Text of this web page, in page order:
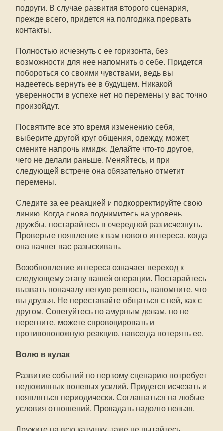
подруги. В случае развития второго сценария,
прежде всего, придется на полгодика прервать
контакты.
Полностью исчезнуть с ее горизонта, без
возможности для нее напомнить о себе. Придется
побороться со своими чувствами, ведь вы
надеетесь вернуть ее в будущем. Никакой
уверенности в успехе нет, но перемены у вас точно
произойдут.
Посвятите все это время изменению себя,
выберите другой круг общения, одежду, может,
смените напрочь имидж. Делайте что-то другое,
чего не делали раньше. Меняйтесь, и при
следующей встрече она обязательно отметит
перемены.
Следите за ее реакцией и подкорректируйте свою
линию. Когда снова поднимитесь на уровень
дружбы, постарайтесь в очередной раз исчезнуть.
Проверьте появление к вам нового интереса, когда
она начнет вас разыскивать.
Возобновление интереса означает переход к
следующему этапу вашей операции. Постарайтесь
вызвать поначалу легкую ревность, напомните, что
вы друзья. Не переставайте общаться с ней, как с
другом. Советуйтесь по амурным делам, но не
перегните, можете спровоцировать и
противоположную реакцию, навсегда потерять ее.
Волю в кулак
Развитие событий по первому сценарию потребует
недюжинных волевых усилий. Придется исчезать и
появляться периодически. Соглашаться на любые
условия отношений. Пропадать надолго нельзя.
Дружите на всю катушку, даже не пытайтесь